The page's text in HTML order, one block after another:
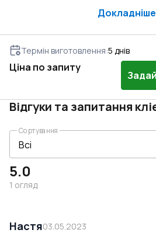
Докладніше
Термін виготовлення:5 днів
Ціна по запиту
Відгуки та запитання
5.0
1 огляд
Сортування
Настя03.05.2023